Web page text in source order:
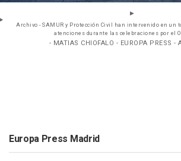
Archivo - SAMUR y Protección Civil han intervenido en un
atenciones durante las celebraciones por el
- MATIAS CHIOFALO - EUROPA PRESS -
Europa Press Madrid